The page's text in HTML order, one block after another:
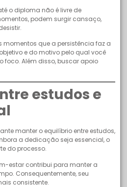
o diploma não é livre de
podem surgir cansaço,
momentos que a persistência faz a
e do motivo pelo qual você
foco. Além disso, buscar apoio
estudos e
manter o equilíbrio entre estudos,
a dedicação seja essencial, o
do processo.
estar contribui para manter a
Consequentemente, seu
consistente.